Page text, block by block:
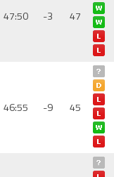
47:50 -3 47
46:55 -9 45